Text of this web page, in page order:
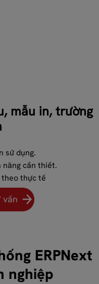
mẫu in, trường
sử dụng.
năng cần thiết.
thực tế
vấn
ERPNext
nghiệp